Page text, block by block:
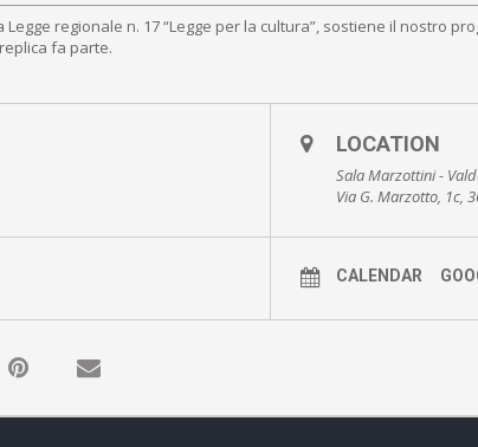
regionale n. 17 “Legge per la cultura”, sostiene il nostro
fa parte.
LOCATION
Sala Marzottini -
Via G. Marzotto, 1c,
CALENDAR